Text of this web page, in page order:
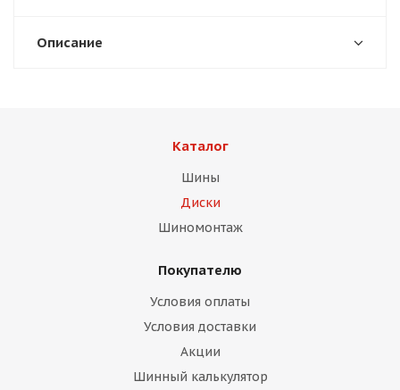
Описание
Каталог
Шины
Диски
Шиномонтаж
Покупателю
Условия оплаты
Условия доставки
Акции
Шинный калькулятор
раз в 2 недели